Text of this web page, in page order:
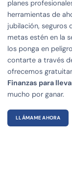
planes
herramientas de
jubilación, seguros
metas estén en la
los ponga en
contarte a través
ofrecemos
Finanzas para
mucho por ganar.
LLÁMAME AHORA